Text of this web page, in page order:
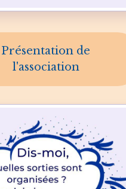
Présentation de
l'association